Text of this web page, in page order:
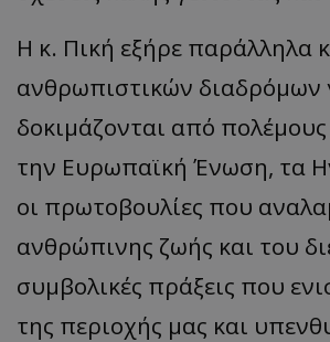
Η κ. Πική εξήρε παράλληλα
ανθρωπιστικών διαδρόμων
δοκιμάζονται από
την Ευρωπαϊκή Ένωση, τα
οι πρωτοβουλίες που
ανθρώπινης ζωής και του
συμβολικές πράξεις που
της περιοχής μας και